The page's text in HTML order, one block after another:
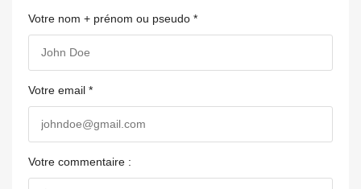
Votre nom + prénom ou pseudo *
Votre email *
Votre commentaire :